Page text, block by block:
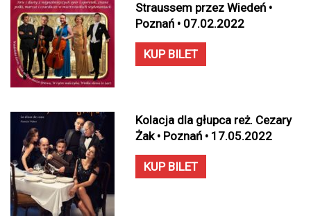
Straussem przez Wiedeń •
Poznań • 07.02.2022
KUP BILET
Kolacja dla głupca reż. Cezary
Żak • Poznań • 17.05.2022
KUP BILET